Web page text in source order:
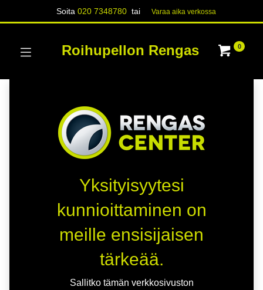
Soita020 7348780 tai Varaa aika verk​​​​ossa
Roihupellon Rengas 0
Yksityisyytesi
kunnioittaminen on
meille ensisijaisen
tärkeää.
Sallitko tämän verkkosivuston